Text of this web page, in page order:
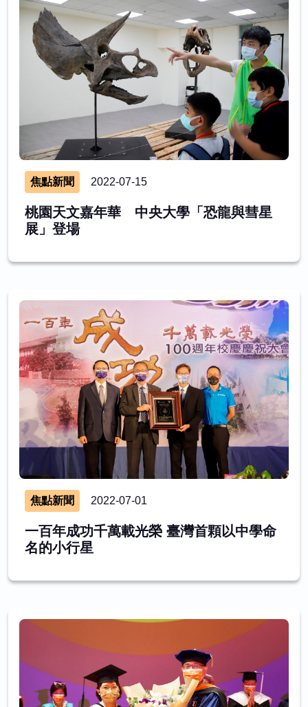
焦點新聞 2022-07-15
桃園天文嘉年華 中央大學「恐龍與彗星
展」登場
焦點新聞 2022-07-01
一百年成功千萬載光榮 臺灣首顆以中學命
名的小行星